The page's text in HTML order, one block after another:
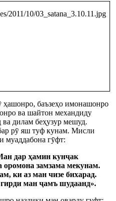
ҳашонро, баъзеҳо имонашонро
ва шайтон механдиду
ва дилам беҳузур мешуд.
рӯ яш туф кунам. Мисли
муаддабона гӯфт:
дар ҳамин кунҷак
оромона замзама мекунам.
ки аз ман чизе бихарад.
ман ҷамъ шудаанд».